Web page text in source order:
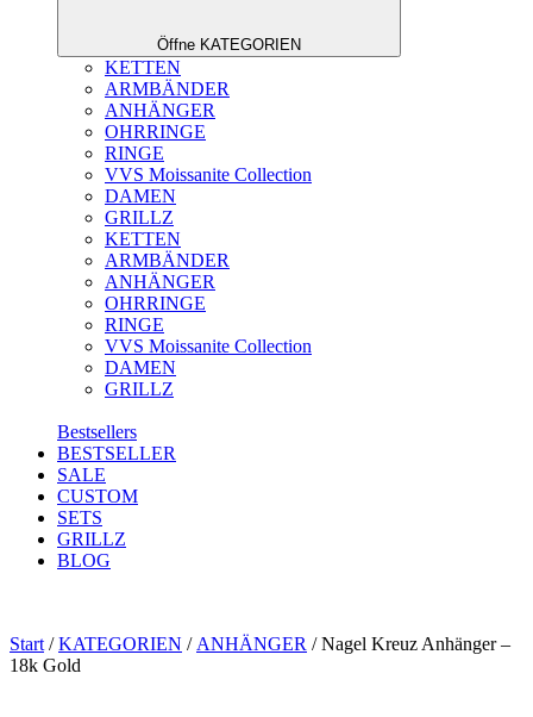
Öffne KATEGORIEN
KETTEN
ARMBÄNDER
ANHÄNGER
OHRRINGE
RINGE
VVS Moissanite Collection
DAMEN
GRILLZ
KETTEN
ARMBÄNDER
ANHÄNGER
OHRRINGE
RINGE
VVS Moissanite Collection
DAMEN
GRILLZ
Bestsellers
BESTSELLER
SALE
CUSTOM
SETS
GRILLZ
BLOG
Start /KATEGORIEN / ANHÄNGER / Nagel Kreuz Anhänger –
18k Gold